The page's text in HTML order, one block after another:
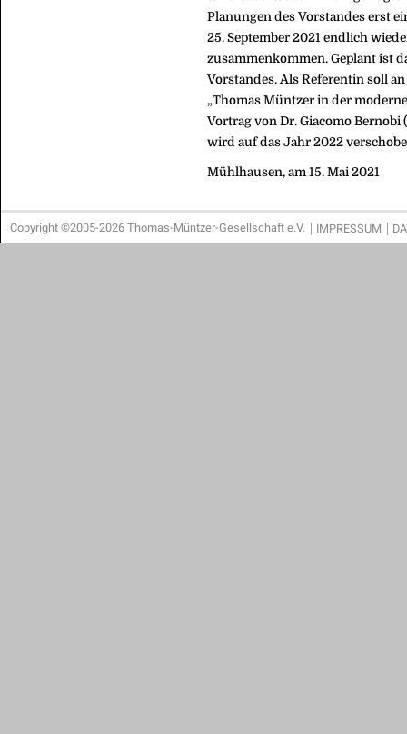
Planungen des Vorstandes erst
25. September 2021 endlich
zusammenkommen. Geplant ist
Vorstandes. Als Referentin soll
„Thomas Müntzer in der
Vortrag von Dr. Giacomo
wird auf das Jahr 2022
Mühlhausen, am 15. Mai 2021
Copyright ©2005-2026 Thomas-Müntzer-Gesellschaft e.V. IMPRESSUM